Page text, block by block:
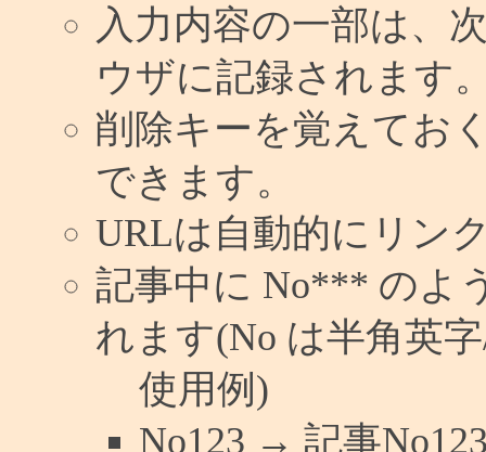
入力内容の一部は、
ウザに記録されます
削除キーを覚えてお
できます。
URLは自動的にリン
記事中に No*** のよ
れます(No は半角英
使用例)
No123 → 記事